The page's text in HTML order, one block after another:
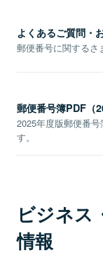
よくあるご質問・
郵便番号に関するさ
郵便番号簿PDF（
2025年度版郵便番
す。
ビジネス
情報